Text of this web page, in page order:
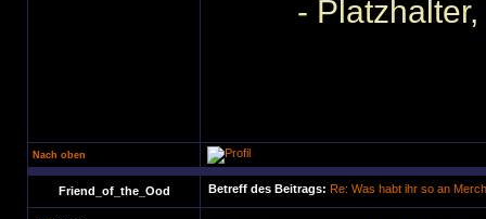
-
Nach oben
Friend_of_the_Ood Betreff des Beitrags: Re: Was habt ihr so an